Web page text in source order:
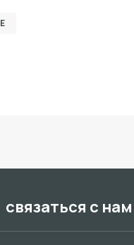
связаться с